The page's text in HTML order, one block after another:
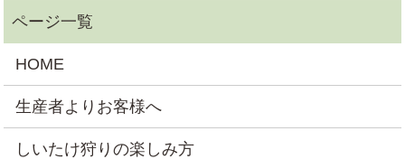
HOME
生産者よりお客様へ
しいたけ狩りの楽しみ方